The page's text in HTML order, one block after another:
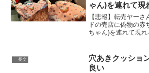
ゃん)を連れて現
【悲報】転売ヤー
ドの売店に偽物の赤
ちゃん)を連れて現
れはキャスト(店員)
入後はベビー...
長文
穴あきクッショ
良い